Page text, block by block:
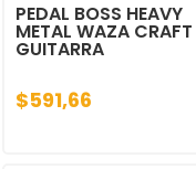
PEDAL BOSS HEAVY
METAL WAZA CRAFT
GUITARRA
$591,66